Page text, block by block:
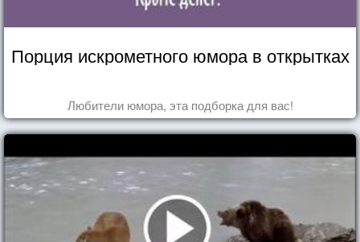
Порция искрометного юмора в открытках
Любители юмора, эта подборка для вас!